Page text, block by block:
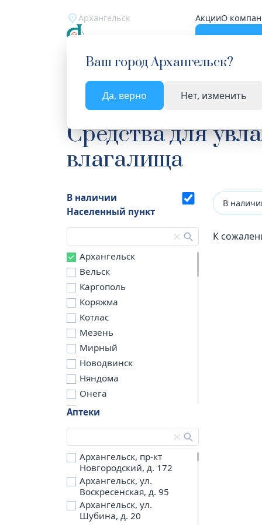
Архангельск АкцииО
Ваш городАрхангельск?
Да, верно Нет, изменить
Главная Каталог Медицинские изделия
Средства для
влагалища
В наличии
Населенный пункт
Архангельск
Вельск
Каргополь
Коряжма
Котлас
Мезень
Мирный
Новодвинск
Няндома
Онега
Северодвинск
д. Бережная
д. Петариха
д. Согра
п. Березник
п. Боброво
Аптеки
Архангельск, пр-кт
Новгородский, д. 172
Архангельск, ул.
Воскресенская, д. 95
Архангельск, ул.
Шубина, д. 20
В
К